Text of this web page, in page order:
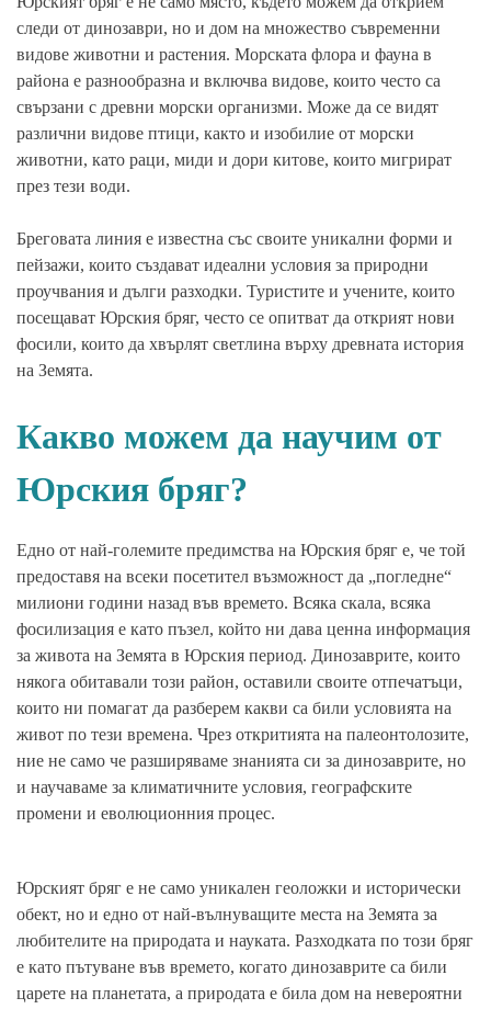
следи от динозаври, но и дом на множество съвременни
видове животни и растения. Морската флора и фауна в
района е разнообразна и включва видове, които често са
свързани с древни морски организми. Може да се видят
различни видове птици, както и изобилие от морски
животни, като раци, миди и дори китове, които мигрират
през тези води.
Бреговата линия е известна със своите уникални форми и
пейзажи, които създават идеални условия за природни
проучвания и дълги разходки. Туристите и учените, които
посещават Юрския бряг, често се опитват да открият нови
фосили, които да хвърлят светлина върху древната история
на Земята.
Какво можем да научим от
Юрския бряг?
Едно от най-големите предимства на Юрския бряг е, че той
предоставя на всеки посетител възможност да „погледне“
милиони години назад във времето. Всяка скала, всяка
фосилизация е като пъзел, който ни дава ценна информация
за живота на Земята в Юрския период. Динозаврите, които
някога обитавали този район, оставили своите отпечатъци,
които ни помагат да разберем какви са били условията на
живот по тези времена. Чрез откритията на палеонтолозите,
ние не само че разширяваме знанията си за динозаврите, но
и научаваме за климатичните условия, географските
промени и еволюционния процес.
Юрският бряг е не само уникален геоложки и исторически
обект, но и едно от най-вълнуващите места на Земята за
любителите на природата и науката. Разходката по този бряг
е като пътуване във времето, когато динозаврите са били
царете на планетата, а природата е била дом на невероятни